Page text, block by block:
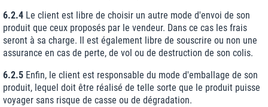
6.2.4 Le client est libre de choisir un autre mode d'envoi de son
produit que ceux proposés par le vendeur. Dans ce cas les frais
seront à sa charge. Il est également libre de souscrire ou non une
assurance en cas de perte, de vol ou de destruction de son colis.
6.2.5 Enfin, le client est responsable du mode d'emballage de son
produit, lequel doit être réalisé de telle sorte que le produit puisse
voyager sans risque de casse ou de dégradation.